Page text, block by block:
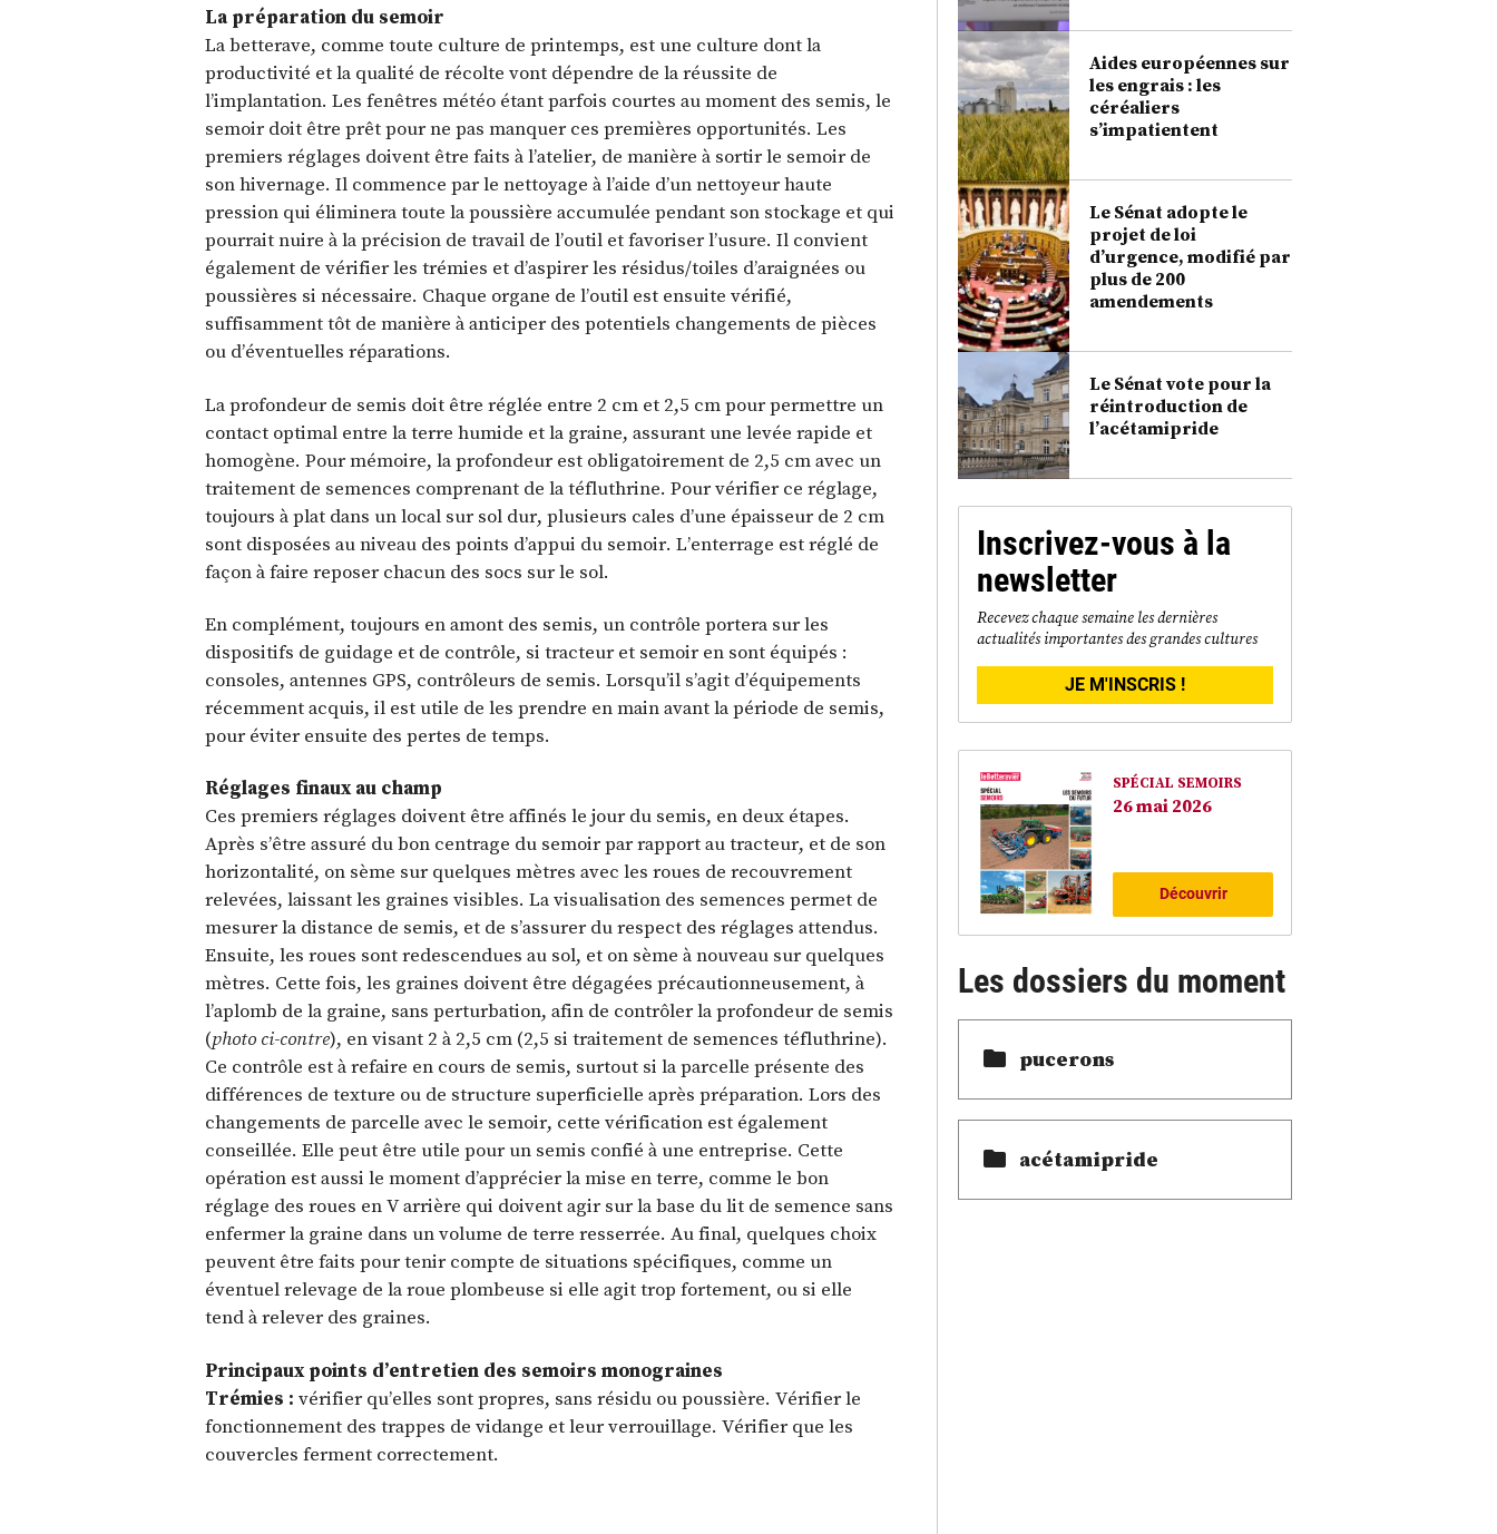
La préparation du semoir
La betterave, comme toute culture de printemps, est une culture dont la
productivité et la qualité de récolte vont dépendre de la réussite de
l’implantation. Les fenêtres météo étant parfois courtes au moment des semis, le
semoir doit être prêt pour ne pas manquer ces premières opportunités. Les
premiers réglages doivent être faits à l’atelier, de manière à sortir le semoir de
son hivernage. Il commence par le nettoyage à l’aide d’un nettoyeur haute
pression qui éliminera toute la poussière accumulée pendant son stockage et qui
pourrait nuire à la précision de travail de l’outil et favoriser l’usure. Il convient
également de vérifier les trémies et d’aspirer les résidus/toiles d’araignées ou
poussières si nécessaire. Chaque organe de l’outil est ensuite vérifié,
suffisamment tôt de manière à anticiper des potentiels changements de pièces
ou d’éventuelles réparations.
La profondeur de semis doit être réglée entre 2 cm et 2,5 cm pour permettre un
contact optimal entre la terre humide et la graine, assurant une levée rapide et
homogène. Pour mémoire, la profondeur est obligatoirement de 2,5 cm avec un
traitement de semences comprenant de la téfluthrine. Pour vérifier ce réglage,
toujours à plat dans un local sur sol dur, plusieurs cales d’une épaisseur de 2 cm
sont disposées au niveau des points d’appui du semoir. L’enterrage est réglé de
façon à faire reposer chacun des socs sur le sol.
En complément, toujours en amont des semis, un contrôle portera sur les
dispositifs de guidage et de contrôle, si tracteur et semoir en sont équipés :
consoles, antennes GPS, contrôleurs de semis. Lorsqu’il s’agit d’équipements
récemment acquis, il est utile de les prendre en main avant la période de semis,
pour éviter ensuite des pertes de temps.
Réglages finaux au champ
Ces premiers réglages doivent être affinés le jour du semis, en deux étapes.
Après s’être assuré du bon centrage du semoir par rapport au tracteur, et de son
horizontalité, on sème sur quelques mètres avec les roues de recouvrement
relevées, laissant les graines visibles. La visualisation des semences permet de
mesurer la distance de semis, et de s’assurer du respect des réglages attendus.
Ensuite, les roues sont redescendues au sol, et on sème à nouveau sur quelques
mètres. Cette fois, les graines doivent être dégagées précautionneusement, à
l’aplomb de la graine, sans perturbation, afin de contrôler la profondeur de semis
(photo ci-contre), en visant 2 à 2,5 cm (2,5 si traitement de semences téfluthrine).
Ce contrôle est à refaire en cours de semis, surtout si la parcelle présente des
différences de texture ou de structure superficielle après préparation. Lors des
changements de parcelle avec le semoir, cette vérification est également
conseillée. Elle peut être utile pour un semis confié à une entreprise. Cette
opération est aussi le moment d’apprécier la mise en terre, comme le bon
réglage des roues en V arrière qui doivent agir sur la base du lit de semence sans
enfermer la graine dans un volume de terre resserrée. Au final, quelques choix
peuvent être faits pour tenir compte de situations spécifiques, comme un
éventuel relevage de la roue plombeuse si elle agit trop fortement, ou si elle
tend à relever des graines.
Principaux points d’entretien des semoirs monograines
Trémies : vérifier qu’elles sont propres, sans résidu ou poussière. Vérifier le
fonctionnement des trappes de vidange et leur verrouillage. Vérifier que les
couvercles ferment correctement.
Aides européennes sur
les engrais : les
céréaliers
s’impatientent
Le Sénat adopte le
projet de loi
d’urgence, modifié par
plus de 200
amendements
Le Sénat vote pour la
réintroduction de
l’acétamipride
Inscrivez-vous à la
newsletter
Recevez chaque semaine les dernières
actualités importantes des grandes cultures
JE M'INSCRIS !
SPÉCIAL SEMOIRS
26 mai 2026
Découvrir
Les dossiers du moment
pucerons
acétamipride